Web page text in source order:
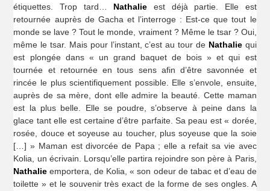
étiquettes. Trop tard…
Nathalie est déjà partie. Elle est
retournée auprès de Gacha et l’interroge : Est-ce que tout le
monde se lave ? Tout le monde, vraiment ? Même le tsar ? Oui,
même le tsar. Mais pour l’instant, c’est au tour de Nathaliequi
est plongée dans « un grand baquet de bois » et qui est
tournée et retournée en tous sens afin d’être savonnée et
rincée le plus scientifiquement possible. Elle s’envole, ensuite,
auprès de sa mère, dont elle admire la beauté. Cette maman
est la plus belle. Elle se poudre, s’observe à peine dans la
glace tant elle est certaine d’être parfaite. Sa peau est « dorée,
rosée, douce et soyeuse au toucher, plus soyeuse que la soie
[…] » Maman est divorcée de Papa ; elle a refait sa vie avec
Kolia, un écrivain. Lorsqu’elle partira rejoindre son père à Paris,
Nathalie emportera, de Kolia, « son odeur de tabac et d’eau de
toilette » et le souvenir très exact de la forme de ses ongles. A